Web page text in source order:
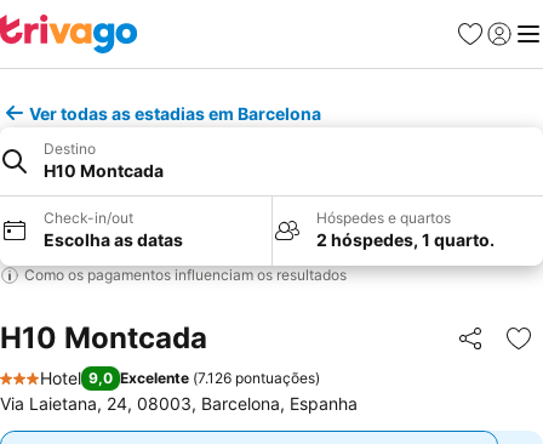
Favoritos
Iniciar
Ver todas as estadias em Barcelona
Destino
H10 Montcada
Check-in/out
Escolha as datas
Hóspedes e quartos
2 hóspedes, 1 quarto.
Como os pagamentos influenciam os resultados
H10 Montcada Partilhar
3 Estrelas
Hotel 9,0 Excelente (7.126 pontuações)
Via Laietana, 24, 08003, Barcelona, Espanha